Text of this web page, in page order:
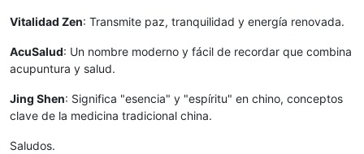
Vitalidad Zen: Transmite paz, tranquilidad y energía renovada.
AcuSalud: Un nombre moderno y fácil de recordar que combina
acupuntura y salud.
Jing Shen: Significa "esencia" y "espíritu" en chino, conceptos
clave de la medicina tradicional china.
Saludos.